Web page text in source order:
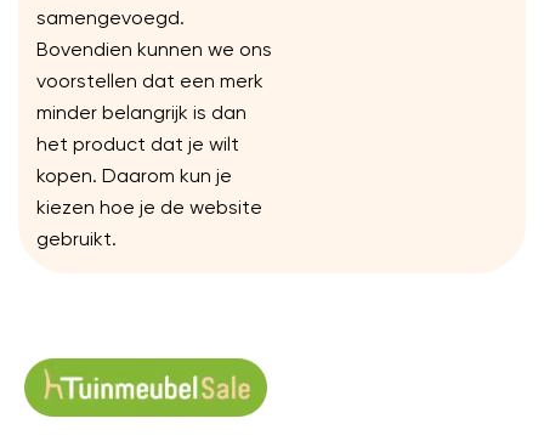
samengevoegd.
Bovendien kunnen we ons
voorstellen dat een merk
minder belangrijk is dan
het product dat je wilt
kopen. Daarom kun je
kiezen hoe je de website
gebruikt.